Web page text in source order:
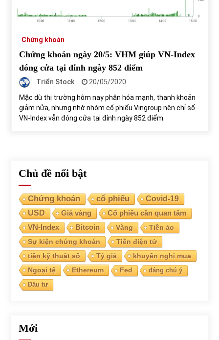
Tự doanh ngày 3.6.2022: CTCK mua ròng 28,7 tỷ đồng
31/05/2022
Bất ổn từ các cuộc đấu giá đất ở Thanh Hoá
31/05/2022
S&P Ratings cập nhật xếp hạng tín nhiệm của
Vietcombank và Eximbank
31/05/2022
Chứng khoán ngày 30/5/2022: Top 10 cổ phiếu nổi bật
31/05/2022
Chứng khoán
Chứng khoán ngày 20/5: VHM giúp VN-Index
đóng cửa tại đỉnh ngày 852 điểm
Triển Stock
20/05/2020
Mặc dù thị trường hôm nay phân hóa mạnh, thanh khoản
giảm nửa, nhưng nhờ nhóm cổ phiếu Vingroup nên chỉ số
VN-Index vẫn đóng cửa tại đỉnh ngày 852 điểm.
Chủ đề nổi bật
Chứng khoán cổ phiếu
Covid-19
USD
Giá vàng Cổ phiếu cần quan tâm
VN-Index Bitcoin Vàng
Tiền ảo
Sự kiện chứng khoán
Tiền điện tử
tiền kỹ thuật số
Tỷ giá
khuyến nghị mua
Ngoại tệ
Ethereum Fed
đáng chú ý
Đầu tư
Mới